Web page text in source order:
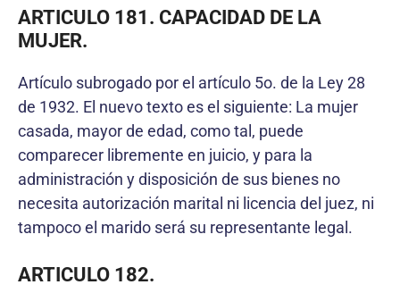
ARTICULO 181. CAPACIDAD DE LA
MUJER.
Artículo subrogado por el artículo 5o. de la Ley 28
de 1932. El nuevo texto es el siguiente: La mujer
casada, mayor de edad, como tal, puede
comparecer libremente en juicio, y para la
administración y disposición de sus bienes no
necesita autorización marital ni licencia del juez, ni
tampoco el marido será su representante legal.
ARTICULO 182.